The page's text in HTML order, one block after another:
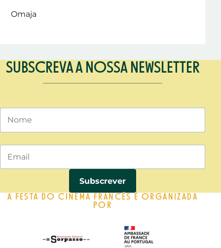
Omaja
SUBSCREVA A NOSSA NEWSLETTER
A FESTA DO CINEMA FRANCÊS É ORGANIZADA
POR